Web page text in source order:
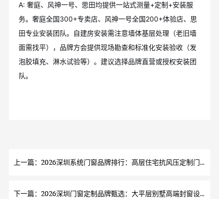
A: 奢庭、风神一号、思田均提供一站式测量+定制+安装服
务。奢庭全国300+专卖店、风神一号全国200+体验店、思
田专业安装团队。自建房安装需注意墙体基层处理（老旧墙
面需找平），品牌方会提供现场勘查和标准化安装验收（发
泡胶填充、淋水试验等）。建议选择品牌直营或授权安装团
队。
上一篇：2026深圳系统门窗品牌排行：高层住宅抗风压定制门窗优选
下一篇：2026深圳门窗定制品牌甄选：大平层别墅高端封窗设计方案